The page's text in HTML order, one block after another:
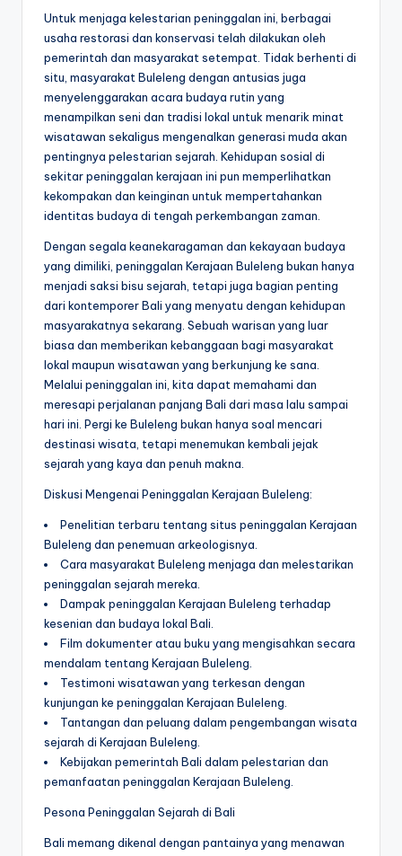
Untuk menjaga kelestarian peninggalan ini, berbagai
usaha restorasi dan konservasi telah dilakukan oleh
pemerintah dan masyarakat setempat. Tidak berhenti di
situ, masyarakat Buleleng dengan antusias juga
menyelenggarakan acara budaya rutin yang
menampilkan seni dan tradisi lokal untuk menarik minat
wisatawan sekaligus mengenalkan generasi muda akan
pentingnya pelestarian sejarah. Kehidupan sosial di
sekitar peninggalan kerajaan ini pun memperlihatkan
kekompakan dan keinginan untuk mempertahankan
identitas budaya di tengah perkembangan zaman.
Dengan segala keanekaragaman dan kekayaan budaya
yang dimiliki, peninggalan Kerajaan Buleleng bukan hanya
menjadi saksi bisu sejarah, tetapi juga bagian penting
dari kontemporer Bali yang menyatu dengan kehidupan
masyarakatnya sekarang. Sebuah warisan yang luar
biasa dan memberikan kebanggaan bagi masyarakat
lokal maupun wisatawan yang berkunjung ke sana.
Melalui peninggalan ini, kita dapat memahami dan
meresapi perjalanan panjang Bali dari masa lalu sampai
hari ini. Pergi ke Buleleng bukan hanya soal mencari
destinasi wisata, tetapi menemukan kembali jejak
sejarah yang kaya dan penuh makna.
Diskusi Mengenai Peninggalan Kerajaan Buleleng:
Penelitian terbaru tentang situs peninggalan Kerajaan
Buleleng dan penemuan arkeologisnya.
Cara masyarakat Buleleng menjaga dan melestarikan
peninggalan sejarah mereka.
Dampak peninggalan Kerajaan Buleleng terhadap
kesenian dan budaya lokal Bali.
Film dokumenter atau buku yang mengisahkan secara
mendalam tentang Kerajaan Buleleng.
Testimoni wisatawan yang terkesan dengan
kunjungan ke peninggalan Kerajaan Buleleng.
Tantangan dan peluang dalam pengembangan wisata
sejarah di Kerajaan Buleleng.
Kebijakan pemerintah Bali dalam pelestarian dan
pemanfaatan peninggalan Kerajaan Buleleng.
Pesona Peninggalan Sejarah di Bali
Bali memang dikenal dengan pantainya yang menawan